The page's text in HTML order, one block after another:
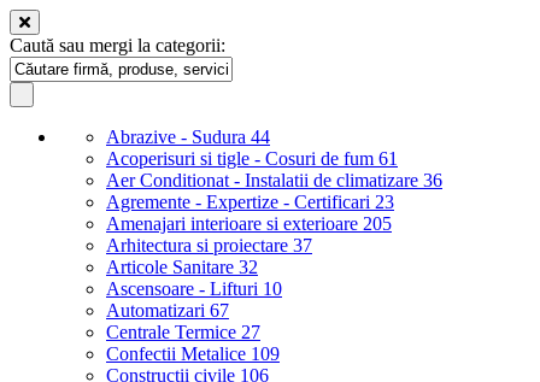
Caută sau mergi la categorii:
Abrazive - Sudura 44
Acoperisuri si tigle - Cosuri de fum 61
Aer Conditionat - Instalatii de climatizare 36
Agremente - Expertize - Certificari 23
Amenajari interioare si exterioare 205
Arhitectura si proiectare 37
Articole Sanitare 32
Ascensoare - Lifturi 10
Automatizari 67
Centrale Termice 27
Confectii Metalice 109
Constructii civile 106